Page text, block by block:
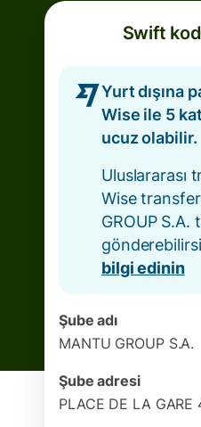
Swift
Yurt dışına
Wise ile 5
ucuz olabilir.
Uluslararası
Wise
GROUP S.A.
bilgi edinin
Şube adı
MANTU GROUP S.A.
Şube adresi
PLACE DE LA GARE